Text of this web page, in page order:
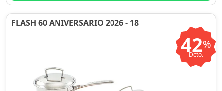
FLASH 60 ANIVERSARIO 2026 - 18
42%
Dcto.